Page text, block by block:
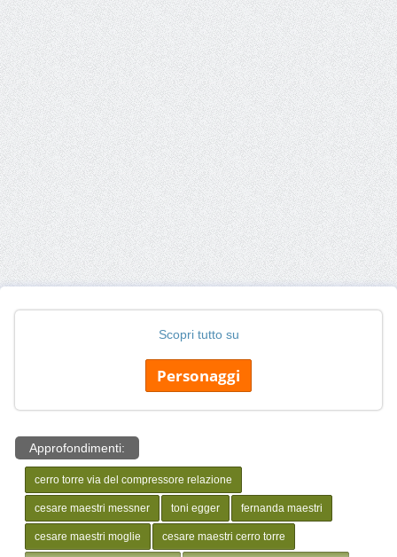
Scopri tutto su
Personaggi
Approfondimenti:
cerro torre via del compressore relazione
cesare maestri messner toni egger fernanda maestri
cesare maestri moglie cesare maestri cerro torre